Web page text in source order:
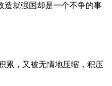
造就强国却是一个不争的事
累，又被无情地压缩，积压